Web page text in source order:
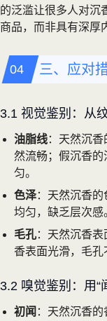
的泛滥让很多人对沉
商品，而非具有深厚
三、应对
3.1 视觉鉴别：从
油脂线：天然沉
然流畅；假沉香
匀。
色泽：天然沉香
均匀，缺乏层次感
毛孔：天然沉香
香表面光滑，毛孔
3.2 嗅觉鉴别：用“
初闻 ：天然沉香